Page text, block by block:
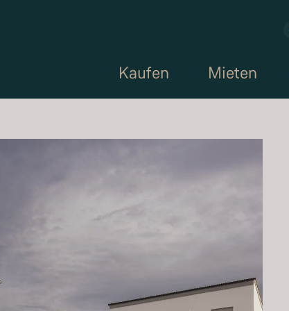
Kaufen Mieten